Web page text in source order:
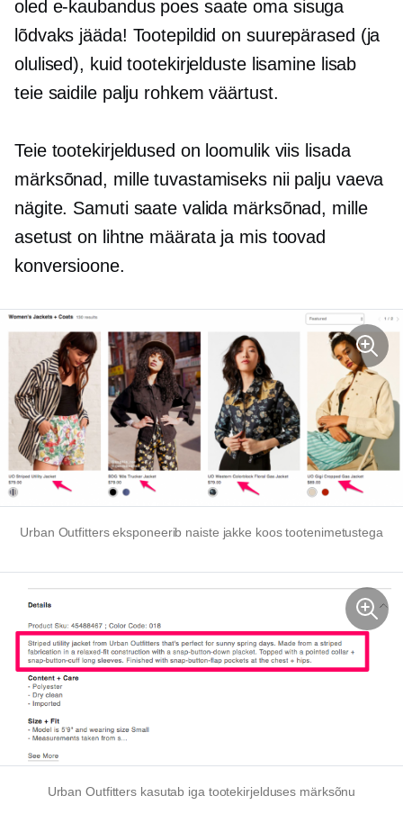
oled e-kaubanduspoes saate oma sisuga
lõdvaks jääda! Tootepildid on suurepärased (ja
olulised), kuid tootekirjelduste lisamine lisab
teie saidile palju rohkem väärtust.
Teie tootekirjeldused on loomulik viis lisada
märksõnad, mille tuvastamiseks nii palju vaeva
nägite. Samuti saate valida märksõnad, mille
asetust on lihtne määrata ja mis toovad
konversioone.
Urban Outfitters eksponeerib naiste jakke koos tootenimetustega
Urban Outfitters kasutab iga tootekirjelduses märksõnu